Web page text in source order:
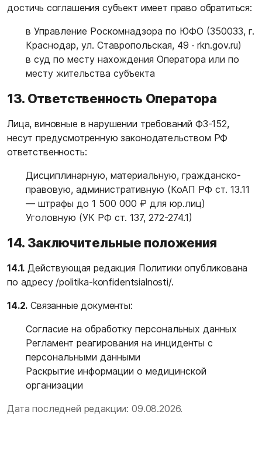
достичь соглашения субъект имеет право обратиться:
в Управление Роскомнадзора по ЮФО (350033, г.
Краснодар, ул. Ставропольская, 49 · rkn.gov.ru)
в суд по месту нахождения Оператора или по
месту жительства субъекта
13. Ответственность Оператора
Лица, виновные в нарушении требований ФЗ-152,
несут предусмотренную законодательством РФ
ответственность:
Дисциплинарную, материальную, гражданско-
правовую, административную (КоАП РФ ст. 13.11
— штрафы до 1 500 000 ₽ для юр.лиц)
Уголовную (УК РФ ст. 137, 272-274.1)
14. Заключительные положения
14.1. Действующая редакция Политики опубликована
по адресу /politika-konfidentsialnosti/.
14.2. Связанные документы:
Согласие на обработку персональных данных
Регламент реагирования на инциденты с
персональными данными
Раскрытие информации о медицинской
организации
Дата последней редакции: 09.08.2026.